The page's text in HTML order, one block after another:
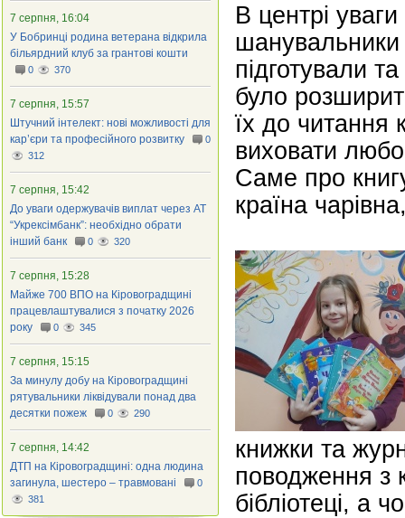
В центрі
шанувальники
підготували
було
їх до читання
виховати
Саме про
країна
книжки та
поводження з
бібліотеці, а
7 серпня, 16:04
У Бобринці родина ветерана відкрила
більярдний клуб за грантові кошти
0 370
7 серпня, 15:57
Штучний інтелект: нові можливості для
кар’єри та професійного розвитку
0
312
7 серпня, 15:42
До уваги одержувачів виплат через АТ
“Укрексімбанк”: необхідно обрати
інший банк
0 320
7 серпня, 15:28
Майже 700 ВПО на Кіровоградщині
працевлаштувалися з початку 2026
року
0 345
7 серпня, 15:15
За минулу добу на Кіровоградщині
рятувальники ліквідували понад два
десятки пожеж
0 290
7 серпня, 14:42
ДТП на Кіровоградщині: одна людина
загинула, шестеро – травмовані
0
381